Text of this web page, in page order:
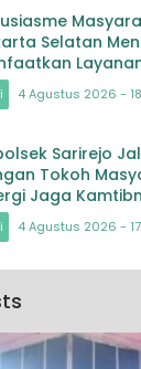
Selatan
4 Agustus 2026 -
Sarirejo
Tokoh
Jaga
4 Agustus 2026 -